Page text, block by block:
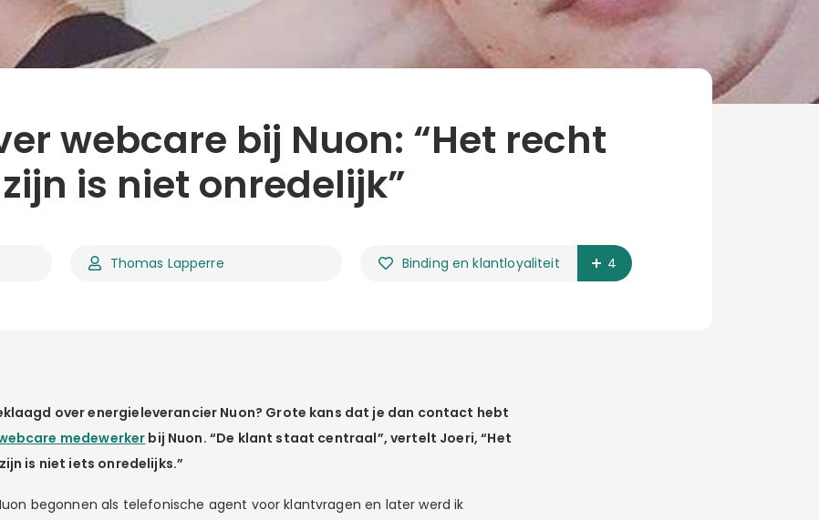
webcare bij Nuon: “Het recht
is niet onredelijk”
Thomas Lapperre Binding en klantloyaliteit 4
over energieleverancier Nuon? Grote kans dat je dan contact hebt
medewerkerbij Nuon. “De klant staat centraal”, vertelt Joeri, “Het
is niet iets onredelijks.”
begonnen als telefonische agent voor klantvragen en later werd ik